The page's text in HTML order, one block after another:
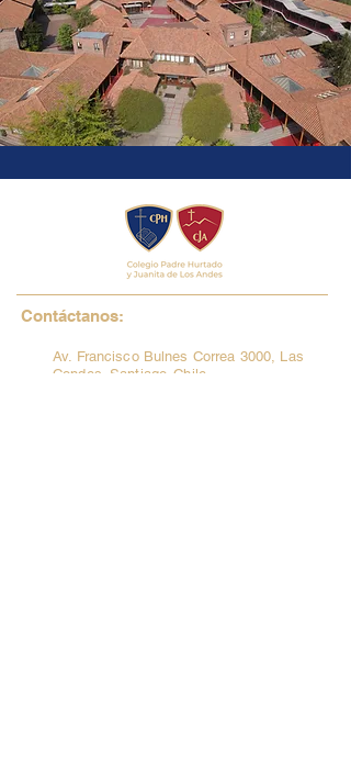
Contáctanos:
Av. Francisco Bulnes Correa 3000, Las
Condes. Santiago. Chile